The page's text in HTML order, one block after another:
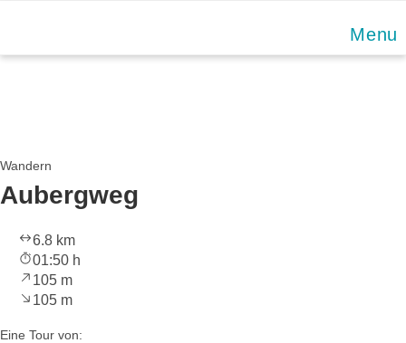
content
Menu
Wandern
Aubergweg
6.8 km
01:50 h
105 m
105 m
Eine Tour von: